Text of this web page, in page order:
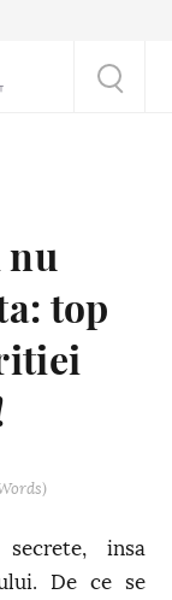
nu
top
insa
De ce se